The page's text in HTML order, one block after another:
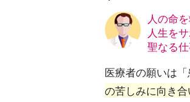
人の命
人生を
聖なる
医療者の願いは
の苦しみに向き